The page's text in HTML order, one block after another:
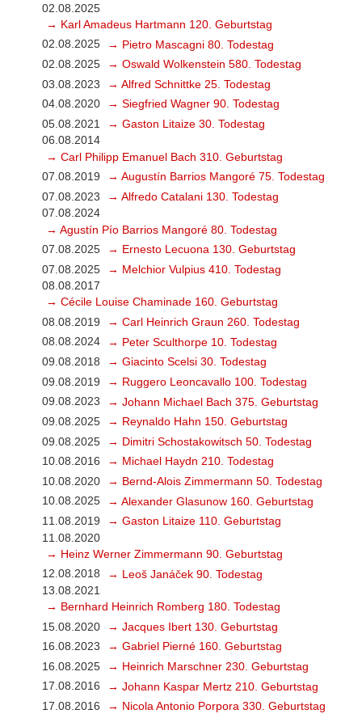
02.08.2025
→ Karl Amadeus Hartmann 120. Geburtstag
02.08.2025
→ Pietro Mascagni 80. Todestag
02.08.2025
→ Oswald Wolkenstein 580. Todestag
03.08.2023
→ Alfred Schnittke 25. Todestag
04.08.2020
→ Siegfried Wagner 90. Todestag
05.08.2021
→ Gaston Litaize 30. Todestag
06.08.2014
→ Carl Philipp Emanuel Bach 310. Geburtstag
07.08.2019
→ Augustín Barrios Mangoré 75. Todestag
07.08.2023
→ Alfredo Catalani 130. Todestag
07.08.2024
→ Agustín Pío Barrios Mangoré 80. Todestag
07.08.2025
→ Ernesto Lecuona 130. Geburtstag
07.08.2025
→ Melchior Vulpius 410. Todestag
08.08.2017
→ Cécile Louise Chaminade 160. Geburtstag
08.08.2019
→ Carl Heinrich Graun 260. Todestag
08.08.2024
→ Peter Sculthorpe 10. Todestag
09.08.2018
→ Giacinto Scelsi 30. Todestag
09.08.2019
→ Ruggero Leoncavallo 100. Todestag
09.08.2023
→ Johann Michael Bach 375. Geburtstag
09.08.2025
→ Reynaldo Hahn 150. Geburtstag
09.08.2025
→ Dimitri Schostakowitsch 50. Todestag
10.08.2016
→ Michael Haydn 210. Todestag
10.08.2020
→ Bernd-Alois Zimmermann 50. Todestag
10.08.2025
→ Alexander Glasunow 160. Geburtstag
11.08.2019
→ Gaston Litaize 110. Geburtstag
11.08.2020
→ Heinz Werner Zimmermann 90. Geburtstag
12.08.2018
→ Leoš Janáček 90. Todestag
13.08.2021
→ Bernhard Heinrich Romberg 180. Todestag
15.08.2020
→ Jacques Ibert 130. Geburtstag
16.08.2023
→ Gabriel Pierné 160. Geburtstag
16.08.2025
→ Heinrich Marschner 230. Geburtstag
17.08.2016
→ Johann Kaspar Mertz 210. Geburtstag
17.08.2016
→ Nicola Antonio Porpora 330. Geburtstag